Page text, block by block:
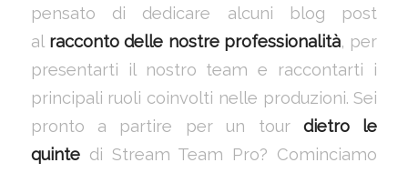
pensato di dedicare alcuni blog post
al racconto delle nostre professionalità, per
presentarti il nostro team e raccontarti i
principali ruoli coinvolti nelle produzioni. Sei
pronto a partire per un tour dietro le
quinte di Stream Team Pro? Cominciamo